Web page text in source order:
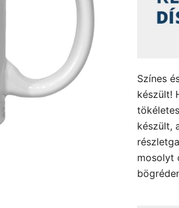
Színes
készült!
készült,
mosolyt